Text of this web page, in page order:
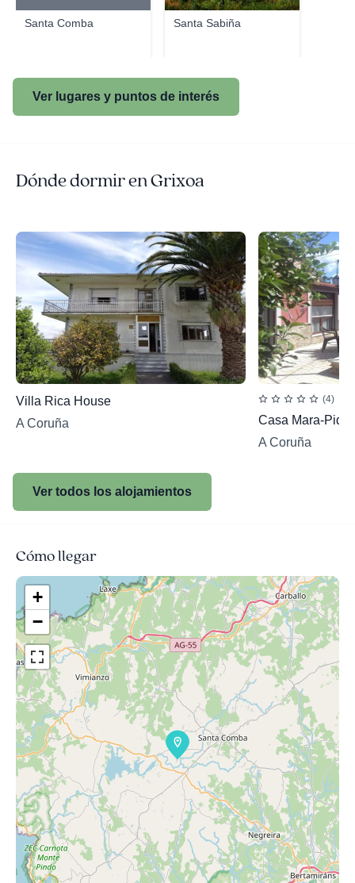
Santa Comba Santa Sabiña
Ver lugares y puntos de interés
Dónde dormir en Grixoa
Villa Rica House
A Coruña
(4)
Casa Mara-Pidre
A Coruña
Ver todos los alojamientos
Cómo llegar
+
−